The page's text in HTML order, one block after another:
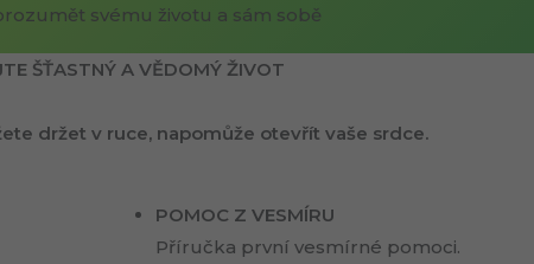
svému životu a sám sobě
ŠŤASTNÝ A VĚDOMÝ ŽIVOT
držet v ruce, napomůže otevřít vaše srdce.
POMOC Z VESMÍRU
Příručka první vesmírné pomoci.